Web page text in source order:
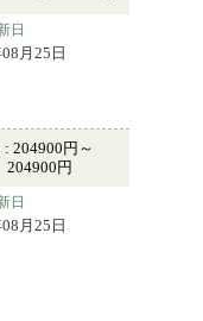
日
月25日
: 204900円～
204900円
日
月25日